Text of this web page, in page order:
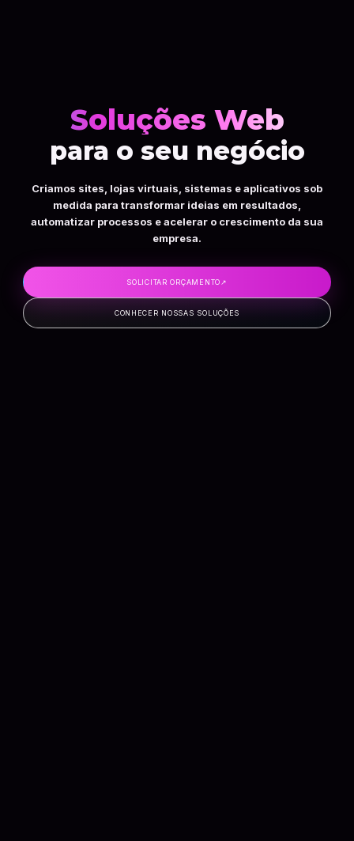
Soluções Web
para o seu negócio
Criamos sites, lojas virtuais, sistemas e aplicativos sob
medida para transformar ideias em resultados,
automatizar processos e acelerar o crescimento da sua
empresa.
SOLICITAR ORÇAMENTO↗
CONHECER NOSSAS SOLUÇÕES